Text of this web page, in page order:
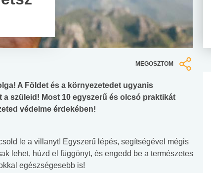
MEGOSZTOM
A Földet és a környezetedet ugyanis
szüleid! Most 10 egyszerű és olcsó praktikát
védelme érdekében!
le a villanyt! Egyszerű lépés, segítségével mégis
lehet, húzd el függönyt, és engedd be a természetes
egészségesebb is!